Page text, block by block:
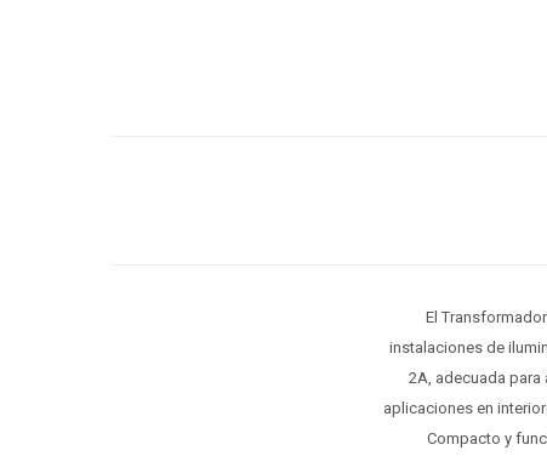
El
instalaciones de
2A, adecuada para
aplicaciones en
Compacto y